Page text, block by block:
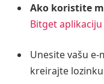
Ako koristite
Bitget aplikaciju
Unesite vašu
kreirajte lozinku